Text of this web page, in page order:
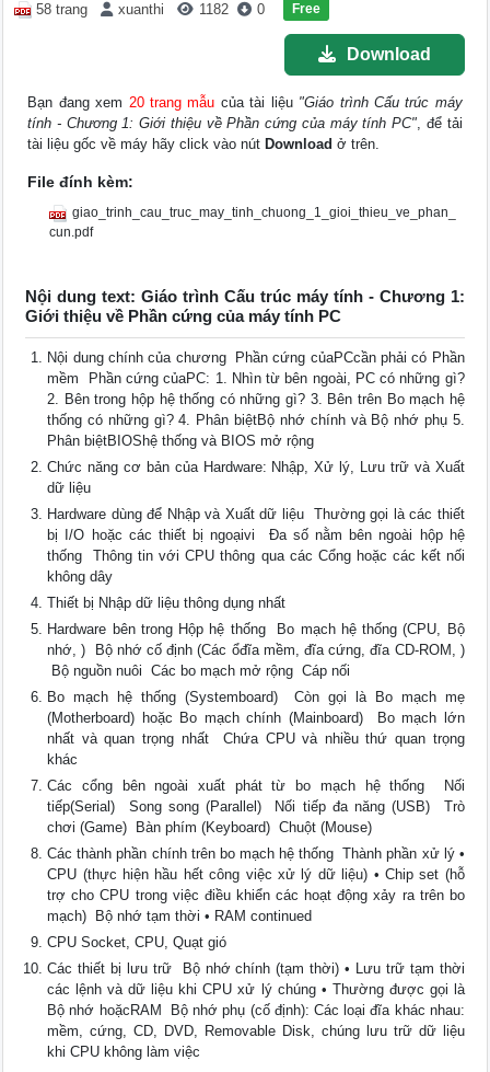
58 trang xuanthi 1182 0 Free
Download
Bạn đang xem 20 trang mẫu của tài liệu "Giáo trình Cấu trúc máy
tính - Chương 1: Giới thiệu về Phần cứng của máy tính PC", để tải
tài liệu gốc về máy hãy click vào nút Download ở trên.
File đính kèm:
giao_trinh_cau_truc_may_tinh_chuong_1_gioi_thieu_ve_phan_
cun.pdf
Nội dung text: Giáo trình Cấu trúc máy tính - Chương 1:
Giới thiệu về Phần cứng của máy tính PC
Nội dung chính của chương  Phần cứng củaPCcần phải có Phần
mềm  Phần cứng củaPC: 1. Nhìn từ bên ngoài, PC có những gì?
2. Bên trong hộp hệ thống có những gì? 3. Bên trên Bo mạch hệ
thống có những gì? 4. Phân biệtBộ nhớ chính và Bộ nhớ phụ 5.
Phân biệtBIOShệ thống và BIOS mở rộng
Chức năng cơ bản của Hardware: Nhập, Xử lý, Lưu trữ và Xuất
dữ liệu
Hardware dùng để Nhập và Xuất dữ liệu  Thường gọi là các thiết
bị I/O hoặc các thiết bị ngoạivi  Đa số nằm bên ngoài hộp hệ
thống  Thông tin với CPU thông qua các Cổng hoặc các kết nối
không dây
Thiết bị Nhập dữ liệu thông dụng nhất
Hardware bên trong Hộp hệ thống  Bo mạch hệ thống (CPU, Bộ
nhớ, )  Bộ nhớ cố định (Các ổđĩa mềm, đĩa cứng, đĩa CD-ROM, )
 Bộ nguồn nuôi  Các bo mạch mở rộng  Cáp nối
Bo mạch hệ thống (Systemboard)  Còn gọi là Bo mạch mẹ
(Motherboard) hoặc Bo mạch chính (Mainboard)  Bo mạch lớn
nhất và quan trọng nhất  Chứa CPU và nhiều thứ quan trọng
khác
Các cổng bên ngoài xuất phát từ bo mạch hệ thống  Nối
tiếp(Serial)  Song song (Parallel)  Nối tiếp đa năng (USB)  Trò
chơi (Game)  Bàn phím (Keyboard)  Chuột (Mouse)
Các thành phần chính trên bo mạch hệ thống  Thành phần xử lý •
CPU (thực hiện hầu hết công việc xử lý dữ liệu) • Chip set (hỗ
trợ cho CPU trong việc điều khiển các hoạt động xảy ra trên bo
mạch)  Bộ nhớ tạm thời • RAM continued
CPU Socket, CPU, Quạt gió
Các thiết bị lưu trữ  Bộ nhớ chính (tạm thời) • Lưu trữ tạm thời
các lệnh và dữ liệu khi CPU xử lý chúng • Thường được gọi là
Bộ nhớ hoặcRAM  Bộ nhớ phụ (cố định): Các loại đĩa khác nhau:
mềm, cứng, CD, DVD, Removable Disk, chúng lưu trữ dữ liệu
khi CPU không làm việc